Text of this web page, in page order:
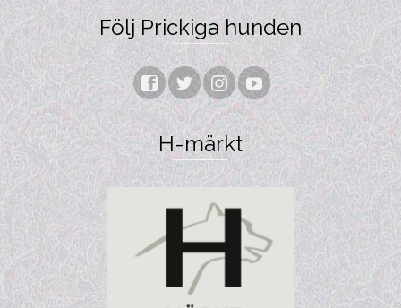
Följ Prickiga hunden
H-märkt